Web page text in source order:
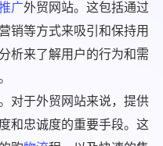
广外贸网站。这包括通过
销等方式来吸引和保持用
析来了解用户的行为和需
对于外贸网站来说，提供
和忠诚度的重要手段。这